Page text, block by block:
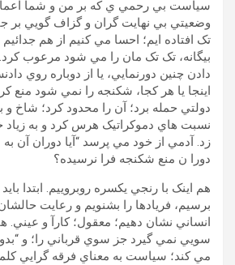
سياست بي رحمي ي که بر من و شما
وضعيتي بي نهايت گران و گزاف گويي بر
تک افتاده ايم؛ احسا مي کنيم از هم
بيگانه، تک تک مان را مي شود مرعوب
دادن چنين دورنمايي، يا از دوباره روي
اينجا يا هر کجا، شکنجه را نمي شود منع
دولتي حمله برد؛ آن را محدود کرد؛ شاخ و
نسبت هاي دموکراتيک هرس کرد و به زياد
زد. آدمي از خود مي پرسد “آيا دوران آن به
دورا ن منع شکنجه فرا نرسيده؟
هم اينک با رنجي يکسره روبروييم. ابتدا
برسيم، فريادها را بشنويم و رعايت
انساني نشان دهيم؛ معقول؛ کارآ و عيني.
سويي نمي گيرد جز سوي قرباني را؛ و
مي کند؛ سياست به معناي فرقه گرايي